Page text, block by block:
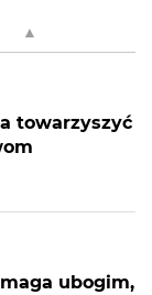
▲
towarzyszyć
ubogim,